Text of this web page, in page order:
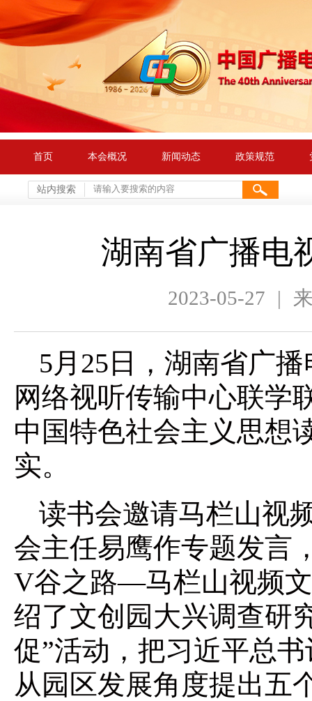
首页 本会概况 新闻动态 政策规范
站内搜索
湖南省广播电
2023-05-27 |
5月25日，湖南省广
网络视听传输中心联学
中国特色社会主义思想
实。
读书会邀请马栏山视
会主任易鹰作专题发言
V谷之路—马栏山视频
绍了文创园大兴调查研
促”活动，把习近平总
从园区发展角度提出五